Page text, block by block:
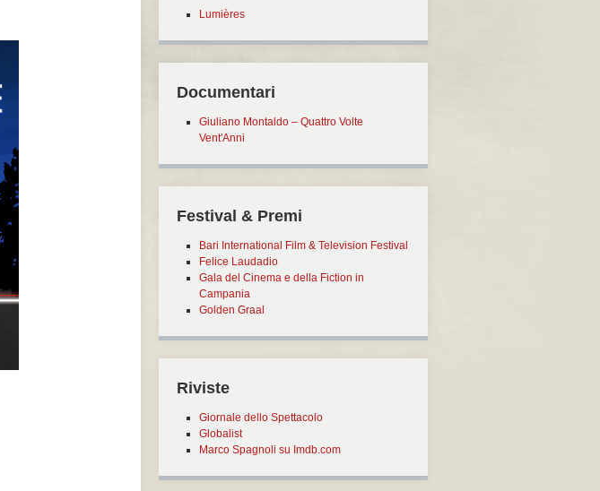
Lumières
Documentari
Giuliano Montaldo – Quattro Volte
Vent'Anni
Festival & Premi
Bari International Film & Television Festival
Felice Laudadio
Gala del Cinema e della Fiction in
Campania
Golden Graal
Riviste
Giornale dello Spettacolo
Globalist
Marco Spagnoli su Imdb.com